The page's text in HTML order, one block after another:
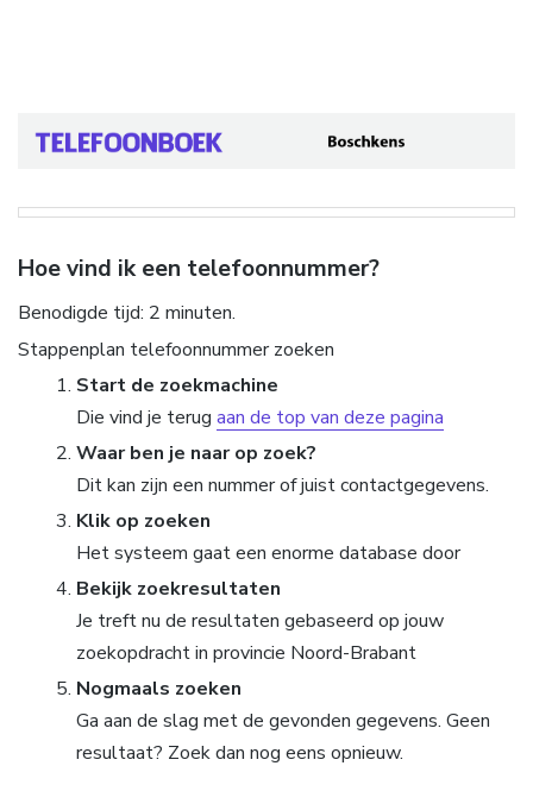
Hoe vind ik een telefoonnummer?
Benodigde tijd: 2 minuten.
Stappenplan telefoonnummer zoeken
Start de zoekmachine
Die vind je terug aan de top van deze pagina
Waar ben je naar op zoek?
Dit kan zijn een nummer of juist contactgegevens.
Klik op zoeken
Het systeem gaat een enorme database door
Bekijk zoekresultaten
Je treft nu de resultaten gebaseerd op jouw
zoekopdracht in provincie Noord-Brabant
Nogmaals zoeken
Ga aan de slag met de gevonden gegevens. Geen
resultaat? Zoek dan nog eens opnieuw.